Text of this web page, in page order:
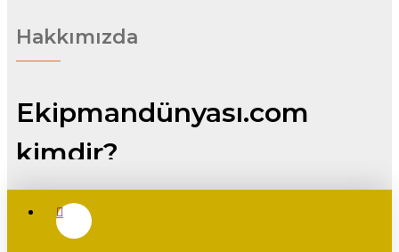
Hakkımızda
Ekipmandünyası.com
kimdir?
Ekipman dünyası sektörel bazda ve sektörel olarak özel alt
başlıklarda biraz daha özele inerek, ekipman tedariği ve ikinci el
ekipman alınıp satımını kolaylaştırmak amaçı ila yayın hayatına